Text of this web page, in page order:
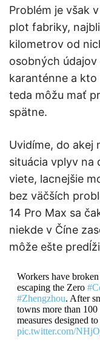
Problém je však
plot fabriky,
kilometrov od
osobných
karanténne a
teda môžu mať
spätne.
Uvidíme, do akej
situácia vplyv na
viete, lacnejšie
bez väčších
14 Pro Max sa
niekde v Číne
môže ešte
Workers have
escaping the Zero
#Zhengzhou. After
towns more than
measures designed
pic.twitter.com/